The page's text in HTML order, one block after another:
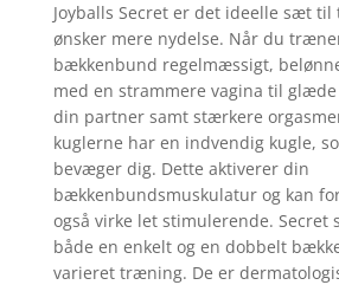
3.6ud
af 5
baseret
på
kundebed
ømmels
er
Joyballs Secret er det ideelle sæt
ønsker mere nydelse. Når du
bækkenbund regelmæssigt,
med en strammere vagina til
din partner samt stærkere
kuglerne har en indvendig kugle,
bevæger dig. Dette aktiverer din
bækkenbundsmuskulatur og kan
også virke let stimulerende.
både en enkelt og en dobbelt
varieret træning. De er